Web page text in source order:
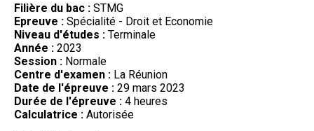
Filière du bac : STMG
Epreuve : Spécialité - Droit et Economie
Niveau d'études : Terminale
Année : 2023
Session : Normale
Centre d'examen : La Réunion
Date de l'épreuve : 29 mars 2023
Durée de l'épreuve : 4 heures
Calculatrice : Autorisée